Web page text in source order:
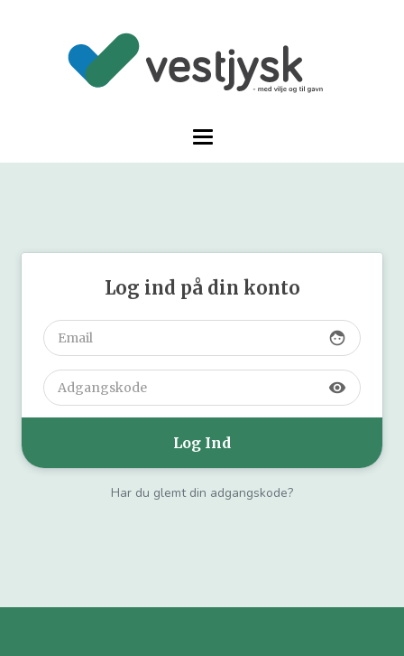
Log ind på din konto
face
visibility
Har du glemt din adgangskode?